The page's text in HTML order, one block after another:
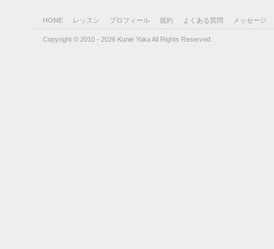
HOME レッスン プロフィール 規約 よくある質問 メッセージ
Copyright © 2010 - 2026 Kunie Yuka All Rights Reserved.